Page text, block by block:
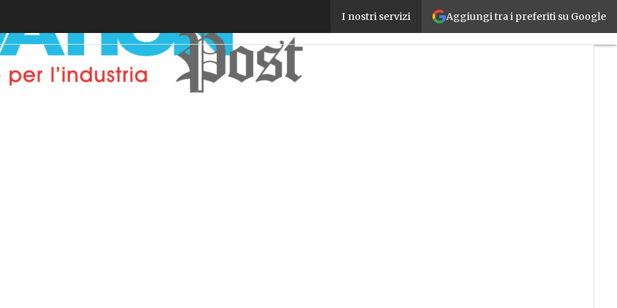
Aggiungi tra i preferiti su Google
I nostri servizi
Lo Spatial computing secondo PTC: la gestione